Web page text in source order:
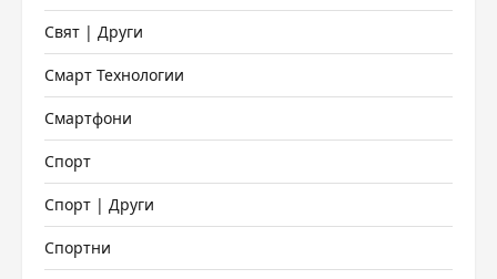
Свят | Други
Смарт Технологии
Смартфони
Спорт
Спорт | Други
Спортни